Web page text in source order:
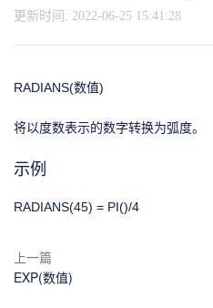
更新时间: 2022-06-25 15:41:28
RADIANS(数值)
将以度数表示的数字转换为弧度。
示例
RADIANS(45) = PI()/4
上一篇
EXP(数值)